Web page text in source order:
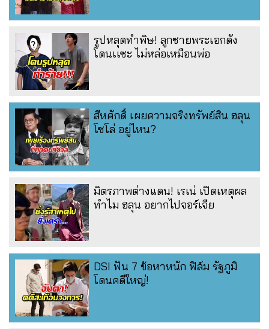
รูปหลุดทำพิษ! ลูกชายพระเอกดัง
โดนเเซะ ไม่หล่อเหมือนพ่อ
สีหศักดิ์ เผยความจริงทรัพย์สิน ฮลุน
โซโล่ อยู่ไหน?
มิตรภาพต่างแดน! เรเน่ เปิดเหตุผล
ทำไม ฮลุน อยากไปจอร์เจีย
DSI ฟัน 7 ข้อหาหนัก ฟิล์ม รัฐภูมิ
โดนคดีใหญ่!